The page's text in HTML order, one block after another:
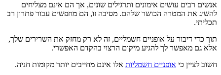
אנשים רבים עושים אימונים ותרגילים שונים, אך הם אינם מצליחים
להשיג את המטרה הכושר שלהם. מסיבה זו, הם מחפשים עבור פתרון רב
תכליתי.
תוך כדי דיבור על אופניים חשמליים, זה לא רק מחזק את השרירים שלך,
אלא גם מאפשר לך להגיע מיקום הרצוי בהקדם האפשרי.
חשוב לציין כי אופניים חשמליות אלו אינם מחייבים יותר מקומות חניה.